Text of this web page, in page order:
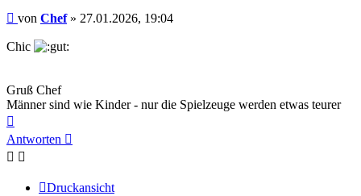
Beitrag
von Chef» 27.01.2026, 19:04
Chic
Gruß Chef
Männer sind wie Kinder - nur die Spielzeuge werden etwas teurer
oben
Antworten
Druckansicht